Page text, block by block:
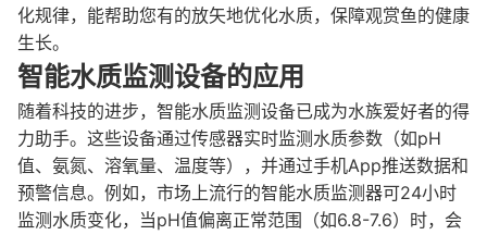
化规律，能帮助您有的放矢地优化水质，保障观赏鱼的健康
生长。
智能水质监测设备的应用
随着科技的进步，智能水质监测设备已成为水族爱好者的得
力助手。这些设备通过传感器实时监测水质参数（如pH
值、氨氮、溶氧量、温度等），并通过手机App推送数据和
预警信息。例如，市场上流行的智能水质监测器可24小时
监测水质变化，当pH值偏离正常范围（如6.8-7.6）时，会